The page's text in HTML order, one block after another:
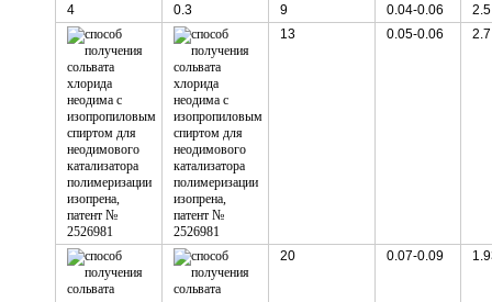
4 0.3 9 0.04-0.06
2.5
13
0.05-0.06 2.7
20 0.07-0.09